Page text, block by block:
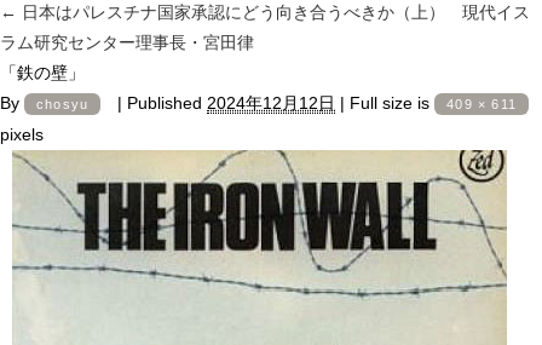
← 日本はパレスチナ国家承認にどう向き合うべきか（上） 現代イス
ラム研究センター理事長・宮田律
「鉄の壁」
By
chosyu | Published 2024年12月12日 | Full size is 409 × 611
pixels